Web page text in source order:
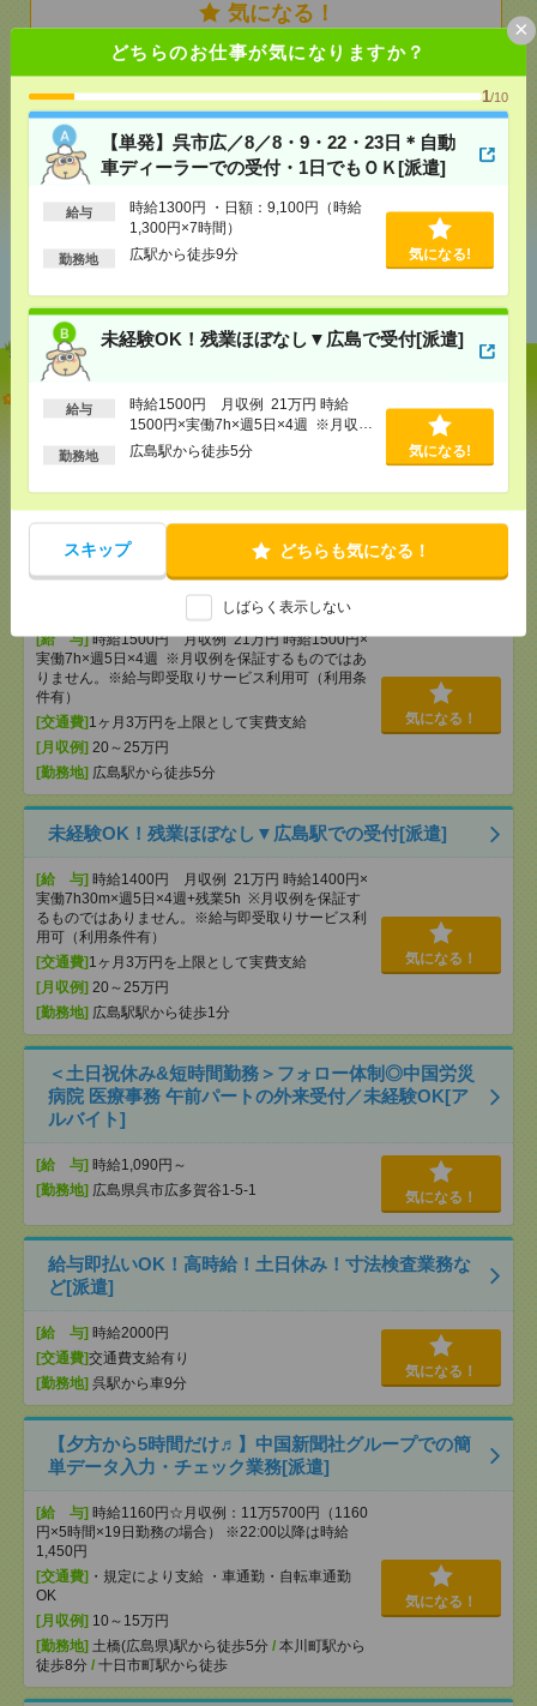
どちらのお仕事が気になりますか？
1/10
【単発】呉市広／8／8・9・22・23日＊自動
車ディーラーでの受付・1日でもＯＫ[派遣]
給与
時給1300円 ・日額：9,100円（時給
1,300円×7時間）
勤務地 広駅から徒歩9分 気になる!
未経験OK！残業ほぼなし▼広島で受付[派遣]
給与
時給1500円 月収例 21万円 時給
1500円×実働7h×週5日×4週 ※月収例
を保証するものではありません。※給
勤務地 広島駅から徒歩5分 気になる!
スキップ どちらも気になる！
しばらく表示しない
×
気になる！
メールで送る LINEで送る
シェア ツイート ブックマーク
あなたの閲覧履歴からの
【単発】呉市広／8／8・9・22・23日＊自動車ディー
ラーでの受付・1日でもＯＫ[派遣]
[給 与]時給1300円 ・日額：9,100円（時給1,300
[交通費]・自転車通勤可 ・車通勤可(駐車場無料)
広駅から徒歩9分
気になる！
未経験OK！残業ほぼなし▼広島で受付[派遣]
[給 与]時給1500円 月収例 21万円 時給1500円×
実働7h×週5日×4週 ※月収例を保証するものではあ
りません。※給与即受取りサービス利用可（利用条
件有）
[交通費] 1ヶ月3万円を上限として実費支給
[月収例] 20～25万円
[勤務地] 広島駅から徒歩5分
気になる！
未経験OK！残業ほぼなし▼広島駅での受付[派遣]
[給 与] 時給1400円 月収例 21万円 時給1400円×
実働7h30m×週5日×4週+残業5h ※月収例を保証す
るものではありません。※給与即受取りサービス利
用可（利用条件有）
[交通費] 1ヶ月3万円を上限として実費支給
[月収例] 20～25万円
[勤務地] 広島駅駅から徒歩1分
気になる！
＜土日祝休み&短時間勤務＞フォロー体制◎中国労災
病院 医療事務 午前パートの外来受付／未経験OK[ア
ルバイト]
[給 与] 時給1,090円～
[勤務地] 広島県呉市広多賀谷1-5-1 気になる！
給与即払いOK！高時給！土日休み！寸法検査業務な
ど[派遣]
[給 与] 時給2000円
[交通費]交通費支給有り
[勤務地] 呉駅から車9分
気になる！
【夕方から5時間だけ♬】中国新聞社グループでの簡
単データ入力・チェック業務[派遣]
[給 与] 時給1160円☆月収例：11万5700円（1160
円×5時間×19日勤務の場合） ※22:00以降は時給
1,450円
[交通費] ・規定により支給 ・車通勤・自転車通勤
OK
[月収例] 10～15万円
[勤務地] 土橋(広島県)駅から徒歩5分 / 本川町駅から
徒歩8分 / 十日市町駅から徒歩
気になる！